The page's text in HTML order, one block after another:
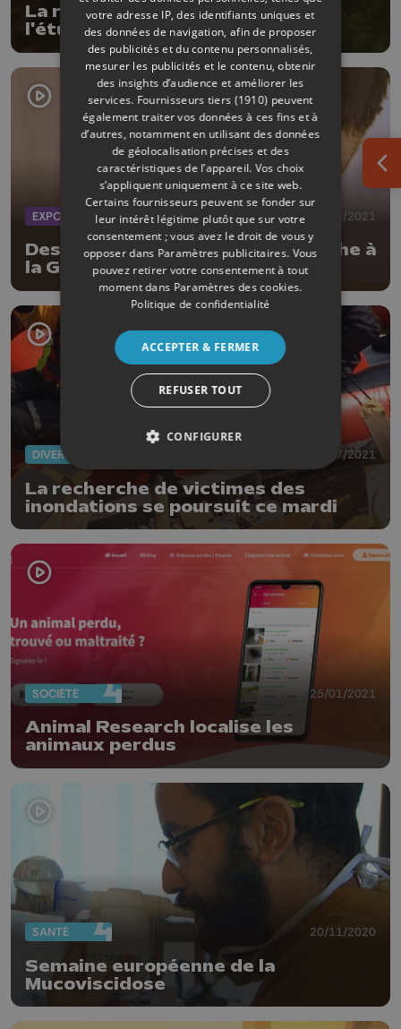
La rentabilité de l'aquaponie à
l'étude
EXPOS 11/08/2021
Des oeufs au profit de la recherche à
la Galerie Liehrmann
DIVERS 20/07/2021
La recherche de victimes des
inondations se poursuit ce mardi
SOCIÉTÉ 25/01/2021
Animal Research localise les
animaux perdus
SANTÉ 20/11/2020
Semaine européenne de la
Mucoviscidose
votre adresse IP, des identifiants uniques et
des données de navigation, afin de proposer
des publicités et du contenu personnalisés,
mesurer les publicités et le contenu, obtenir
des insights d’audience et améliorer les
services. Fournisseurs tiers (1910) peuvent
également traiter vos données à ces fins et à
d’autres, notamment en utilisant des données
de géolocalisation précises et des
caractéristiques de l’appareil. Vos choix
s’appliquent uniquement à ce site web.
Certains fournisseurs peuvent se fonder sur
leur intérêt légitime plutôt que sur votre
consentement ; vous avez le droit de vous y
opposer dans Paramètres publicitaires. Vous
pouvez retirer votre consentement à tout
moment dans Paramètres des cookies.
Politique de confidentialité
ACCEPTER & FERMER
REFUSER TOUT
CONFIGURER